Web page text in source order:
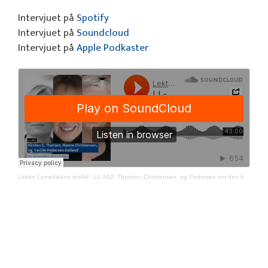
Intervjuet på Spotify
Intervjuet på Soundcloud
Intervjuet påApple Podkaster
Lektor Lomsdalens innfall · LL-552: Thorsen, Christensen, og Pedersen om den komplekse lærerhverdagen